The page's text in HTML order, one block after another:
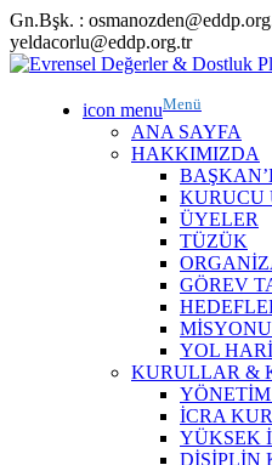
Gn.Bşk. :
yeldacorlu@eddp.org.tr
icon menuMenü
ANA SAYFA
HAKKIMIZDA
KURUCU
ÜYELER
TÜZÜK
GÖREV
YOL
KURULLAR &
İCRA
YÜKSEK
DİSİPLİN